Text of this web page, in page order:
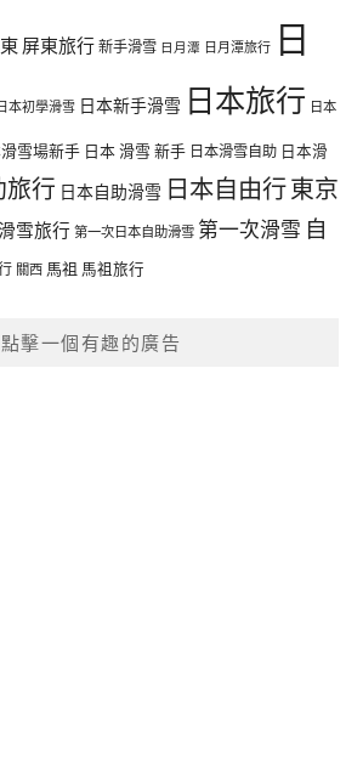
屏東旅行新手滑雪 日月潭 日月潭旅行 日
本初學滑雪 日本新手滑雪 日本旅行 日本
雪場新手 日本 滑雪 新手 日本滑雪自助 日本滑
旅行 日本自助滑雪 日本自由行東京
雪旅行 第一次日本自助滑雪 第一次滑雪 自
關西 馬祖 馬祖旅行
點擊一個有趣的廣告